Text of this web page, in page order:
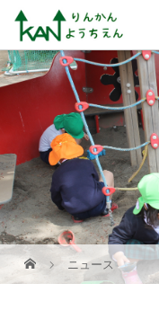
ニュース